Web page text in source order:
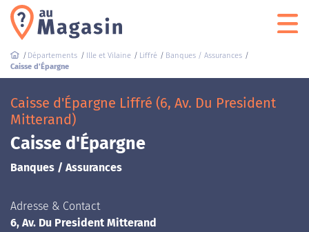
Départements Ille et Vilaine Liffré
Banques / Assurances
Caisse d'Épargne
Caisse d'Épargne Liffré (6, Av. Du President
Mitterand)
Caisse d'Épargne
Banques / Assurances
Adresse & Contact
6, Av. Du President Mitterand